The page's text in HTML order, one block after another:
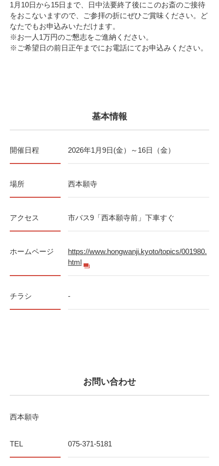
1月10日から15日まで、日中法要終了後にこのお斎のご接待
をおこないますので、ご参拝の折にぜひご賞味ください。ど
なたでもお申込みいただけます。
※お一人1万円のご懇志をご進納ください。
※ご希望日の前日正午までにお電話にてお申込みください。
基本情報
開催日程 2026年1月9日(金）～16日（金）
場所 西本願寺
アクセス 市バス9「西本願寺前」下車すぐ
ホームページ
https://www.hongwanji.kyoto/topics/001980.
html
チラシ -
お問い合わせ
西本願寺
TEL 075-371-5181